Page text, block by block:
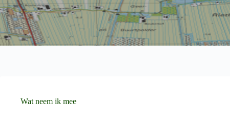
Wat neem ik mee